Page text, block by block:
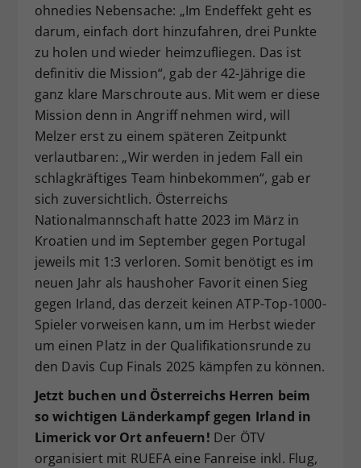
ohnedies Nebensache: „Im Endeffekt geht es
darum, einfach dort hinzufahren, drei Punkte
zu holen und wieder heimzufliegen. Das ist
definitiv die Mission“, gab der 42-Jährige die
ganz klare Marschroute aus. Mit wem er diese
Mission denn in Angriff nehmen wird, will
Melzer erst zu einem späteren Zeitpunkt
verlautbaren: „Wir werden in jedem Fall ein
schlagkräftiges Team hinbekommen“, gab er
sich zuversichtlich. Österreichs
Nationalmannschaft hatte 2023 im März in
Kroatien und im September gegen Portugal
jeweils mit 1:3 verloren. Somit benötigt es im
neuen Jahr als haushoher Favorit einen Sieg
gegen Irland, das derzeit keinen ATP-Top-1000-
Spieler vorweisen kann, um im Herbst wieder
um einen Platz in der Qualifikationsrunde zu
den Davis Cup Finals 2025 kämpfen zu können.
Jetzt buchen und Österreichs Herren beim
so wichtigen Länderkampf gegen Irland in
Limerick vor Ort anfeuern! Der ÖTV
organisiert mit RUEFA eine Fanreise inkl. Flug,